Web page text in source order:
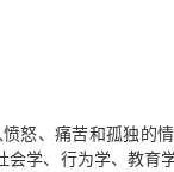
怒、痛苦和孤独的
学、行为学、教育